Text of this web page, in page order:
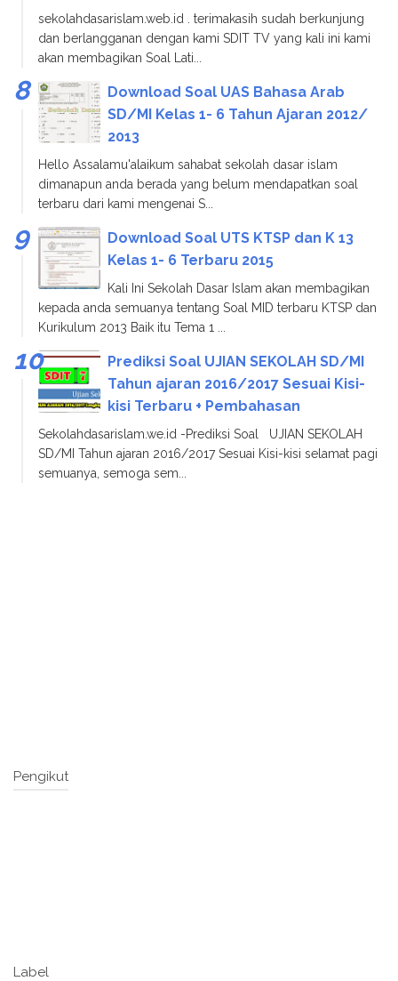
sekolahdasarislam.web.id . terimakasih sudah berkunjung
dan berlangganan dengan kami SDIT TV yang kali ini kami
akan membagikan Soal Lati...
Download Soal UAS Bahasa Arab
SD/MI Kelas 1- 6 Tahun Ajaran 2012/
2013
Hello Assalamu'alaikum sahabat sekolah dasar islam
dimanapun anda berada yang belum mendapatkan soal
terbaru dari kami mengenai S...
Download Soal UTS KTSP dan K 13
Kelas 1- 6 Terbaru 2015
Kali Ini Sekolah Dasar Islam akan membagikan
kepada anda semuanya tentang Soal MID terbaru KTSP dan
Kurikulum 2013 Baik itu Tema 1 ...
Prediksi Soal UJIAN SEKOLAH SD/MI
Tahun ajaran 2016/2017 Sesuai Kisi-
kisi Terbaru + Pembahasan
Sekolahdasarislam.we.id -Prediksi Soal UJIAN SEKOLAH
SD/MI Tahun ajaran 2016/2017 Sesuai Kisi-kisi selamat pagi
semuanya, semoga sem...
Pengikut
Label